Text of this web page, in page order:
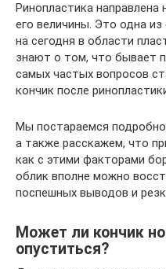
Ринопластика
его величины. Это одна
на сегодня в области
знают о том, что бывает
самых частых вопросов
кончик после
Мы постараемся
а также расскажем, что
как с этими факторами
облик вполне можно
поспешных выводов и
Может ли кончик
опуститься?